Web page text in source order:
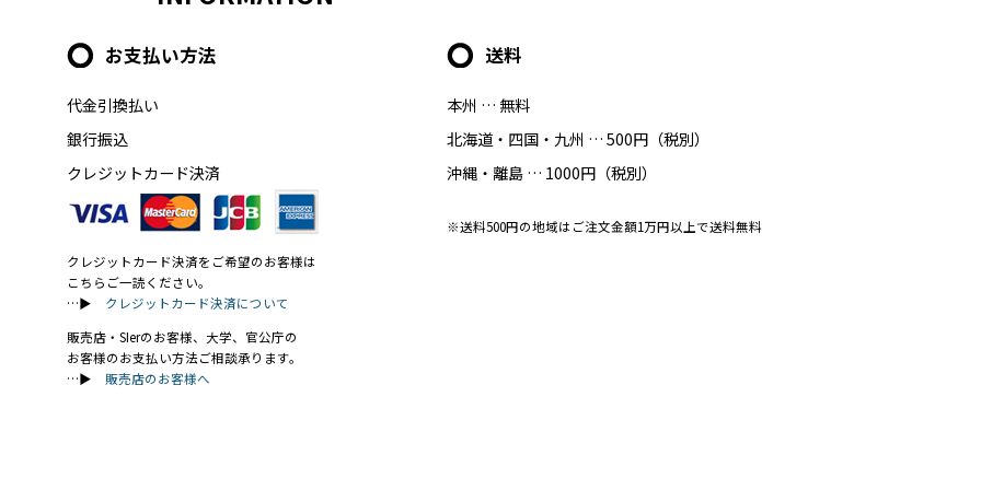
お支払い方法
代金引換払い
銀行振込
クレジットカード決済
クレジットカード決済をご希望のお客様は
こちらご一読ください。
…▶ クレジットカード決済について
販売店・SIerのお客様、大学、官公庁の
お客様のお支払い方法ご相談承ります。
…▶ 販売店のお客様へ
送料
本州 … 無料
北海道・四国・九州 … 500円（税別）
沖縄・離島 … 1000円（税別）
※送料500円の地域はご注文金額1万円以上で送料無料